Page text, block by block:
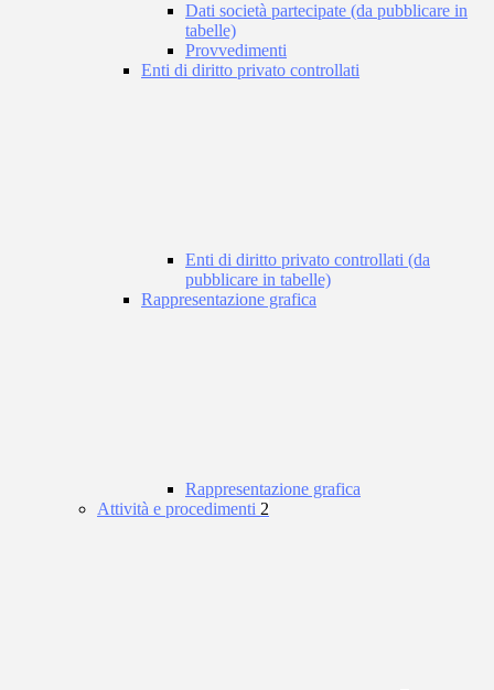
Dati società partecipate (da pubblicare in
tabelle)
Provvedimenti
Enti di diritto privato controllati
Enti di diritto privato controllati (da
pubblicare in tabelle)
Rappresentazione grafica
Rappresentazione grafica
Attività e procedimenti 2